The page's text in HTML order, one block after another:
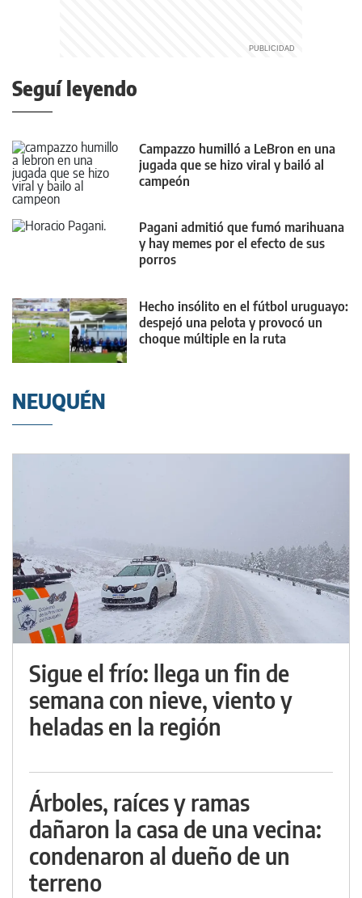
Seguí leyendo
Campazzo humilló a LeBron en una
jugada que se hizo viral y bailó al
campeón
Pagani admitió que fumó marihuana
y hay memes por el efecto de sus
porros
Hecho insólito en el fútbol uruguayo:
despejó una pelota y provocó un
choque múltiple en la ruta
NEUQUÉN
Sigue el frío: llega un fin de
semana con nieve, viento y
heladas en la región
Árboles, raíces y ramas
dañaron la casa de una vecina:
condenaron al dueño de un
terreno